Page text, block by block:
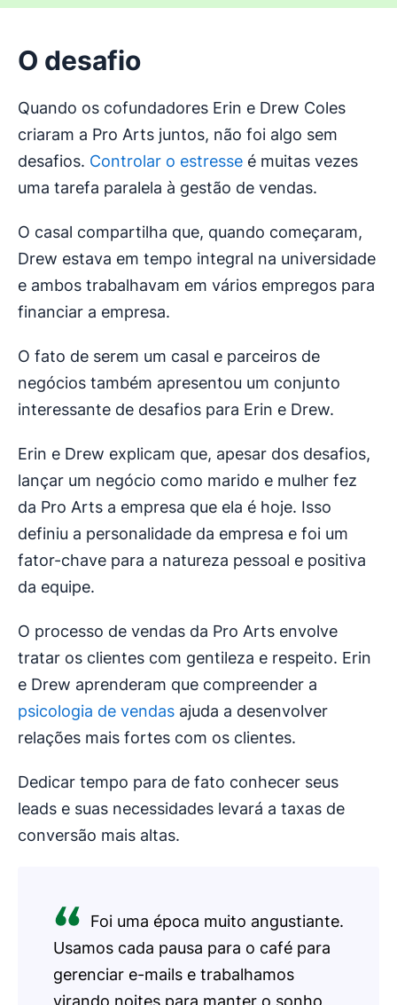
O desafio
Quando os cofundadores Erin e Drew Coles
criaram a Pro Arts juntos, não foi algo sem
desafios. Controlar o estresse é muitas vezes
uma tarefa paralela à gestão de vendas.
O casal compartilha que, quando começaram,
Drew estava em tempo integral na universidade
e ambos trabalhavam em vários empregos para
financiar a empresa.
O fato de serem um casal e parceiros de
negócios também apresentou um conjunto
interessante de desafios para Erin e Drew.
Erin e Drew explicam que, apesar dos desafios,
lançar um negócio como marido e mulher fez
da Pro Arts a empresa que ela é hoje. Isso
definiu a personalidade da empresa e foi um
fator-chave para a natureza pessoal e positiva
da equipe.
O processo de vendas da Pro Arts envolve
tratar os clientes com gentileza e respeito. Erin
e Drew aprenderam que compreender a
psicologia de vendas ajuda a desenvolver
relações mais fortes com os clientes.
Dedicar tempo para de fato conhecer seus
leads e suas necessidades levará a taxas de
conversão mais altas.
Foi uma época muito angustiante.
Usamos cada pausa para o café para
gerenciar e-mails e trabalhamos
virando noites para manter o sonho